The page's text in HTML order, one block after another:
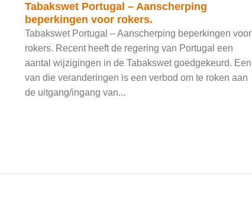
Tabakswet Portugal – Aanscherping
beperkingen voor rokers.
Tabakswet Portugal – Aanscherping beperkingen voor
rokers. Recent heeft de regering van Portugal een
aantal wijzigingen in de Tabakswet goedgekeurd. Een
van die veranderingen is een verbod om te roken aan
de uitgang/ingang van...